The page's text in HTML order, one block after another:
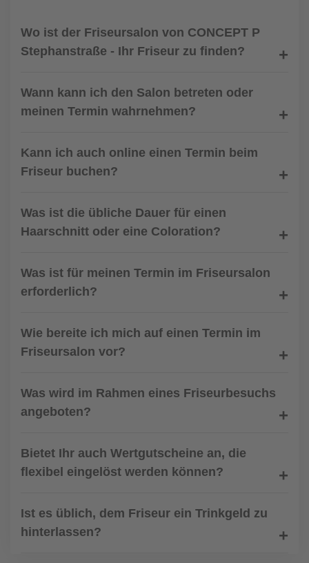
Wo ist der Friseursalon von CONCEPT P
Stephanstraße - Ihr Friseur zu finden?
Wann kann ich den Salon betreten oder
meinen Termin wahrnehmen?
Kann ich auch online einen Termin beim
Friseur buchen?
Was ist die übliche Dauer für einen
Haarschnitt oder eine Coloration?
Was ist für meinen Termin im Friseursalon
erforderlich?
Wie bereite ich mich auf einen Termin im
Friseursalon vor?
Was wird im Rahmen eines Friseurbesuchs
angeboten?
Bietet Ihr auch Wertgutscheine an, die
flexibel eingelöst werden können?
Ist es üblich, dem Friseur ein Trinkgeld zu
hinterlassen?